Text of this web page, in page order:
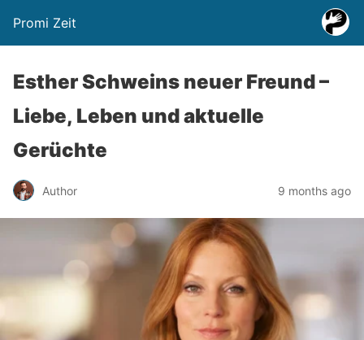
Promi Zeit
Esther Schweins neuer Freund –
Liebe, Leben und aktuelle
Gerüchte
Author 9 months ago